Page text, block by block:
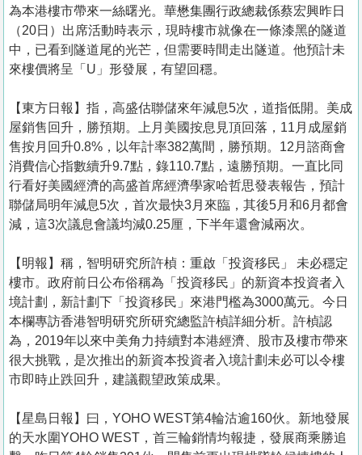
為本港樓市帶來一絲曙光。華懋集團行政總裁係蔡宏興昨日
（20日）出席活動時表示，現時樓市就像在一條漆黑的隧道
中，已看到隧道尾的光芒，但需要時間走出隧道。他預計未
來樓價將呈「U」形發展，有望回穩。
【東方日報】指，高盛估聯儲來年減息5次，道指低開。美成
屋銷售回升，勝預期。上月美國按息見頂回落，11月成屋銷
售按月回升0.8%，以年計率382萬間，勝預期。12月諮商會
消費信心指數續升9.7點，錄110.7點，遠勝預期。一直比同
行看好美國經濟的高盛首席經濟學家哈哲思發表報告，預計
聯儲局明年減息5次，首次最快3月來臨，其後5月和6月都會
減，這3次議息會議均減0.25厘，下半年還會減兩次。
【明報】稱，智明研究所許楨：重啟「投資移民」 未必穩定
樓市。政府前日公布俗稱為「投資移民」的新資本投資者入
境計劃，新計劃下「投資移民」來港門檻為3000萬元。今日
本欄專訪香港智明研究所研究總監許楨詳細分析。許楨認
為，2019年以來中美角力持續對本港經濟、股市及樓市帶來
很大挑戰，是次推出的新資本投資者入境計劃未必可以令樓
市即時止跌回升，建議觀望政策成果。
【星島日報】曰，YOHO WEST第4輪沽逾160伙。新地發展
的天水圍YOHO WEST，首三輪銷情均報捷，發展商乘勝追